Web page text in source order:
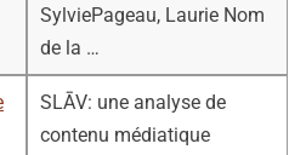
SylviePageau, Laurie Nom
de la …
SLĀV: une analyse de
contenu médiatique